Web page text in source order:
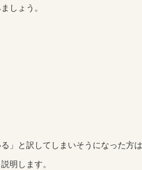
しょう。
」と訳してしまいそうになった方は
明します。